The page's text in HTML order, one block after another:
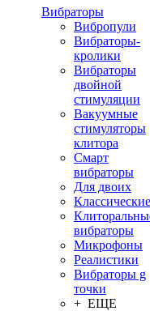
Вибраторы
Вибропули
Вибраторы-
кролики
Вибраторы
двойной
стимуляции
Вакуумные
стимуляторы
клитора
Смарт
вибраторы
Для двоих
Классические
вибраторы
Микрофоны
Реалистики
Вибраторы g
точки
+ ЕЩЕ